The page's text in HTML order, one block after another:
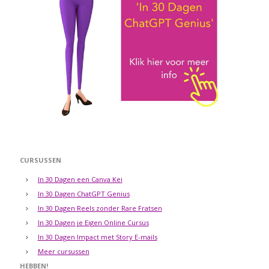
CURSUSSEN
In 30 Dagen een Canva Kei
In 30 Dagen ChatGPT Genius
In 30 Dagen Reels zonder Rare Fratsen
In 30 Dagen je Eigen Online Cursus
In 30 Dagen Impact met Story E-mails
Meer cursussen
HEBBEN!